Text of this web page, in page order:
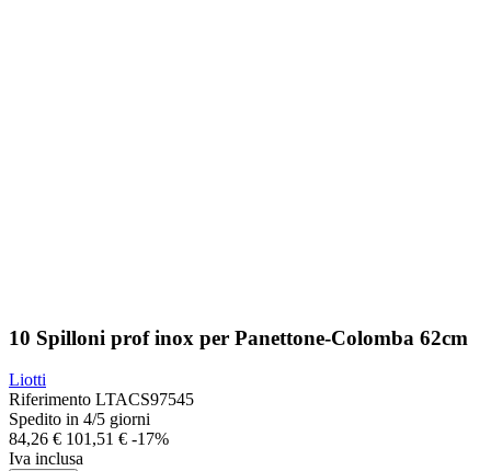
10 Spilloni prof inox per Panettone-Colomba 62cm
Liotti
Riferimento LTACS97545
Spedito in 4/5 giorni
84,26 € 101,51 € -17%
Iva inclusa